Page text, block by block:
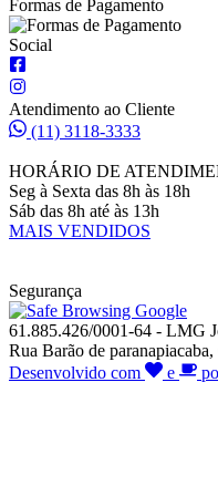
Formas de Pagamento
Social
Atendimento ao Cliente
(11) 3118-3333
HORÁRIO DE
Seg à Sexta das 8h às 18h
Sáb das 8h até às 13h
MAIS VENDIDOS
Segurança
61.885.426/0001-64 - LMG
Rua Barão de
Desenvolvido com
e